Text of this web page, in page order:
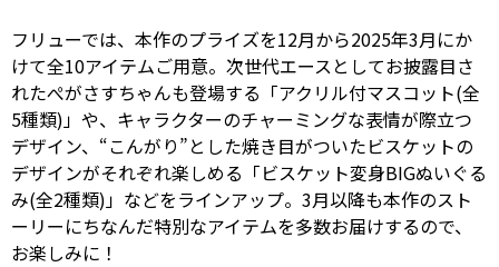
フリューでは、本作のプライズを12月から2025年3月にか
けて全10アイテムご用意。次世代エースとしてお披露目さ
れたぺがさすちゃんも登場する「アクリル付マスコット(全
5種類)」や、キャラクターのチャーミングな表情が際立つ
デザイン、“こんがり”とした焼き目がついたビスケットの
デザインがそれぞれ楽しめる「ビスケット変身BIGぬいぐる
み(全2種類)」などをラインアップ。3月以降も本作のスト
ーリーにちなんだ特別なアイテムを多数お届けするので、
お楽しみに！